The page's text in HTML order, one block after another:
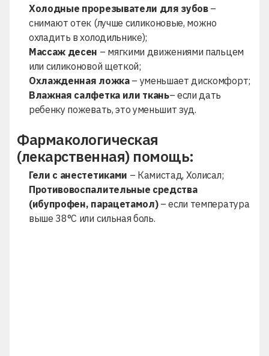
Холодные прорезыватели для зубов–
снимают отек (лучше силиконовые, можно
охладить в холодильнике);
Массаж десен – мягкими движениями пальцем
или силиконовой щеткой;
Охлажденная ложка– уменьшает дискомфорт;
Влажная салфетка или ткань– если дать
ребенку пожевать, это уменьшит зуд.
Фармакологическая
(лекарственная) помощь:
Гели с анестетиками – Камистад, Холисал;
Противовоспалительные средства
(ибупрофен, парацетамол)– если температура
выше 38°C или сильная боль.